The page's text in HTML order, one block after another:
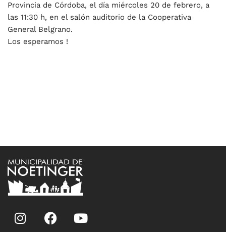
Provincia de Córdoba, el día miércoles 20 de febrero, a
las 11:30 h, en el salón auditorio de la Cooperativa
General Belgrano.
Los esperamos !